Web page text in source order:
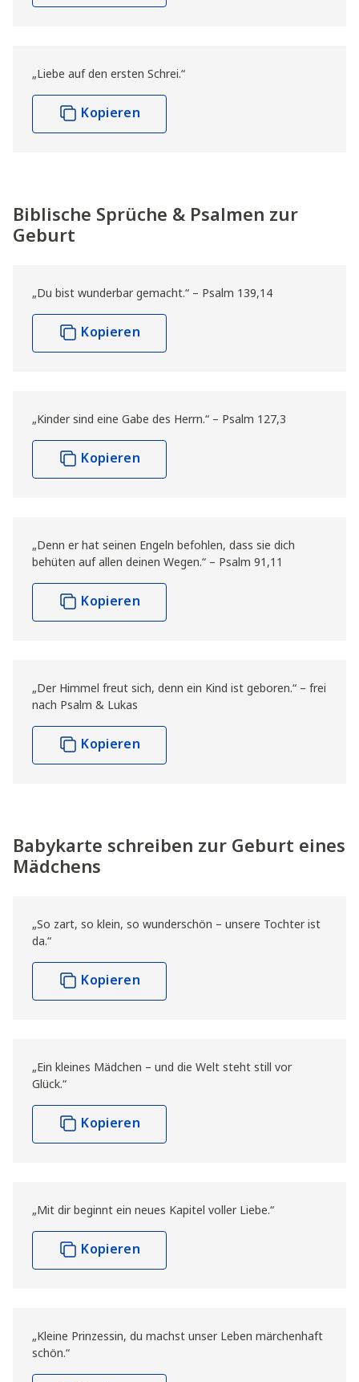
„Liebe auf den ersten Schrei.“
Kopieren
Biblische Sprüche & Psalmen zur
Geburt
„Du bist wunderbar gemacht.“ – Psalm 139,14
Kopieren
„Kinder sind eine Gabe des Herrn.“ – Psalm 127,3
Kopieren
„Denn er hat seinen Engeln befohlen, dass sie dich
behüten auf allen deinen Wegen.“ – Psalm 91,11
Kopieren
„Der Himmel freut sich, denn ein Kind ist geboren.“ – frei
nach Psalm & Lukas
Kopieren
Babykarte schreiben zur Geburt eines
Mädchens
„So zart, so klein, so wunderschön – unsere Tochter ist
da.“
Kopieren
„Ein kleines Mädchen – und die Welt steht still vor
Glück.“
Kopieren
„Mit dir beginnt ein neues Kapitel voller Liebe.“
Kopieren
„Kleine Prinzessin, du machst unser Leben märchenhaft
schön.“